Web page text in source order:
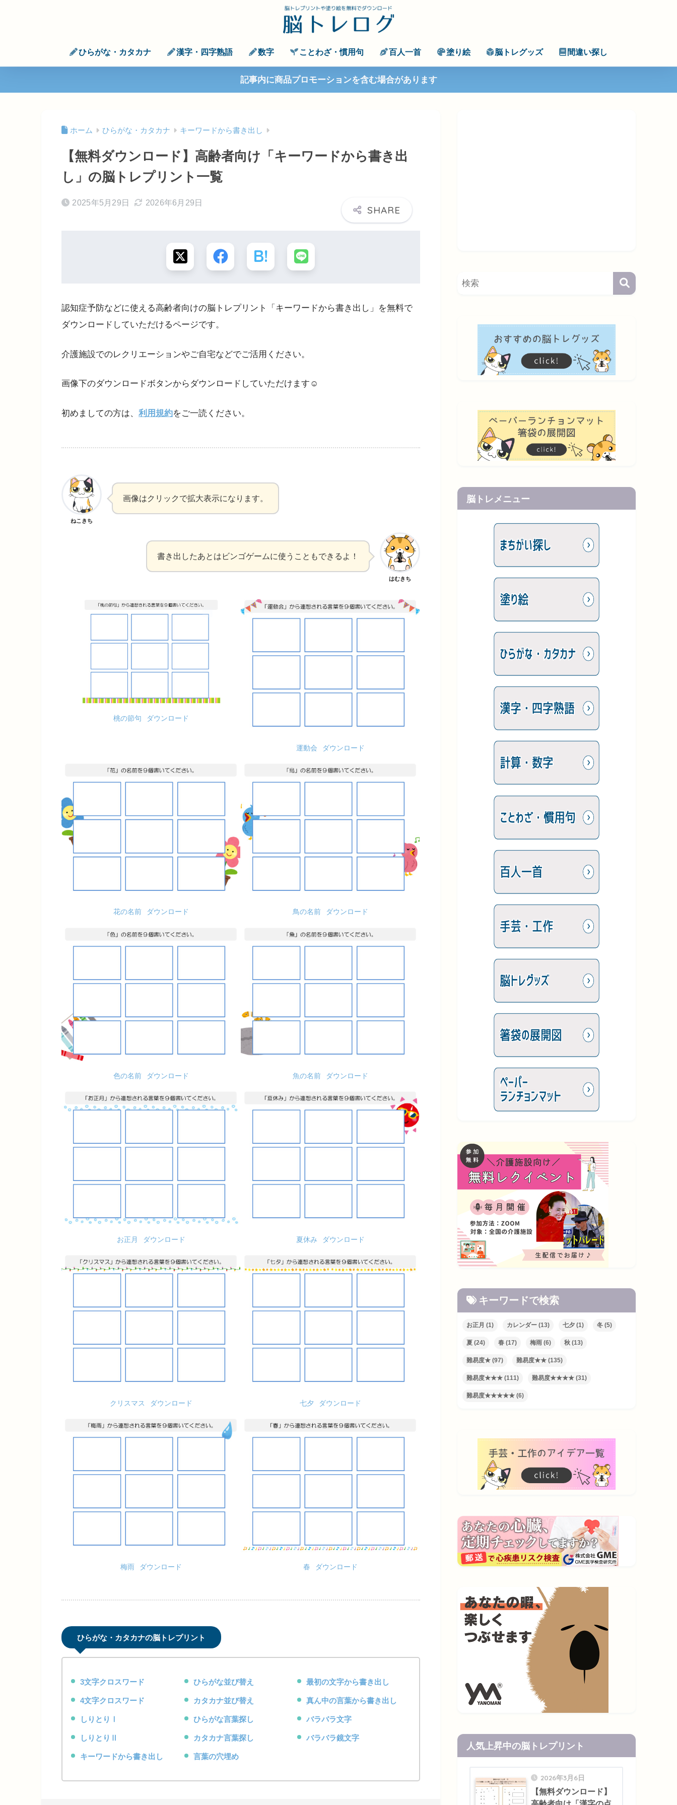
ひらがな・カタカナ 漢字・四字熟語 数字 ことわざ・慣用句 百人一首 塗り絵 脳トレグッズ 間違い探し
記事内に商品プロモーションを含む場合があります
ホーム ひらがな・カタカナ キーワードから書き出し
【無料ダウンロード】高齢者向け「キーワードから書き出
し」の脳トレプリント一覧
2025年5月29日 2026年6月29日
認知症予防などに使える高齢者向けの脳トレプリント「キーワードから書き出し」を無料で
ダウンロードしていただけるページです。
介護施設でのレクリエーションやご自宅などでご活用ください。
画像下のダウンロードボタンからダウンロードしていただけます☺
初めましての方は、 利用規約をご一読ください。
ねこきち
画像はクリックで拡大表示になります。
はむきち
書き出したあとはビンゴゲームに使うこともできるよ！
桃の節句 ダウンロード
運動会 ダウンロード
花の名前 ダウンロード 鳥の名前 ダウンロード
色の名前 ダウンロード 魚の名前 ダウンロード
お正月 ダウンロード 夏休み ダウンロード
クリスマス ダウンロード 七夕 ダウンロード
梅雨 ダウンロード 春 ダウンロード
ひらがな・カタカナの脳トレプリント
3文字クロスワード
4文字クロスワード
しりとりⅠ
しりとりⅡ
キーワードから書き出し
ひらがな並び替え
カタカナ並び替え
ひらがな言葉探し
カタカナ言葉探し
言葉の穴埋め
最初の文字から書き出し
真ん中の言葉から書き出し
バラバラ文字
バラバラ鏡文字
脳トレメニュー
キーワードで検索
お正月 (1) カレンダー (13) 七夕 (1) 冬 (5)
夏 (24) 春 (17) 梅雨 (6) 秋 (13)
難易度★ (97) 難易度★★ (135)
難易度★★★ (111) 難易度★★★★ (31)
難易度★★★★★ (6)
人気上昇中の脳トレプリント
2026年3月6日
【無料ダウンロード】